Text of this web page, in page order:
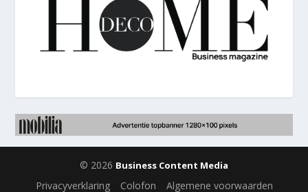
© 2026 Business Content Media
Privacyverklaring Colofon Algemene voorwaarden